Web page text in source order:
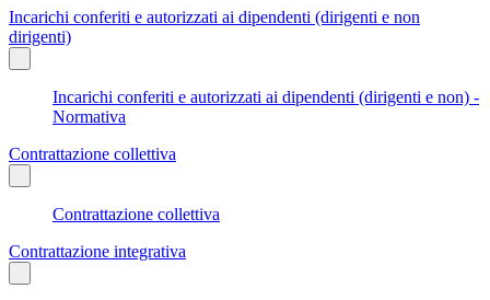
Incarichi conferiti e autorizzati ai dipendenti (dirigenti e non
dirigenti)
Incarichi conferiti e autorizzati ai dipendenti (dirigenti e non) -
Normativa
Contrattazione collettiva
Contrattazione collettiva
Contrattazione integrativa